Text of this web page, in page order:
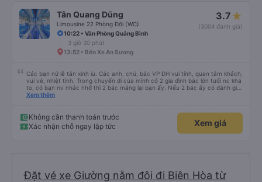
Tân Quang Dũng
Limousine 22 Phòng Đôi (WC)
3.7
(3004 đánh giá)
10:22 • Văn Phòng Quảng Bình
3 giờ 30 phút
13:52 • Bến Xe An Sương
Các bạn nữ lễ tân xinh iu. Các anh, chú, bác VP ĐH vui tính, quan tâm khách,
vui vẻ, nhiệt tình. Trong chuyến đi của mình có 2 gia đình bác lớn tuổi nc khá
to, có bạn nv nhắc nhở thì 2 bác mắng lại bạn ấy. Nếu 2 bác ấy có đánh giá
xấu thì mình ngược lại nha. Bạn ấy nhắc nhở rất đúng. 2 bác nói rất to. To
bạn ấy nha. Nếu bạn ấy bị trừ thì bảo bạn ấy liên hệ sđt của mình, mình hỗ
trợ ạ. Số mình đuôi 666, chuyến ĐH-NT ngày 16/1. À các bạn nữ lễ tân xinh
iu còn đổi cho mình phòng đơn sang đôi xong còn note là (một mình) yêu
Xem thêm
Không cần thanh toán trước
Xác nhận chỗ ngay lập tức
Xem giá
Đặt vé xe Giường nằm đôi đi Biên Hòa từ